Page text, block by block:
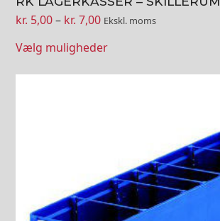
kr. 5,00 – kr. 7,00Prisinterval:
til
Ekskl. moms
Vælg muligheder
vælges